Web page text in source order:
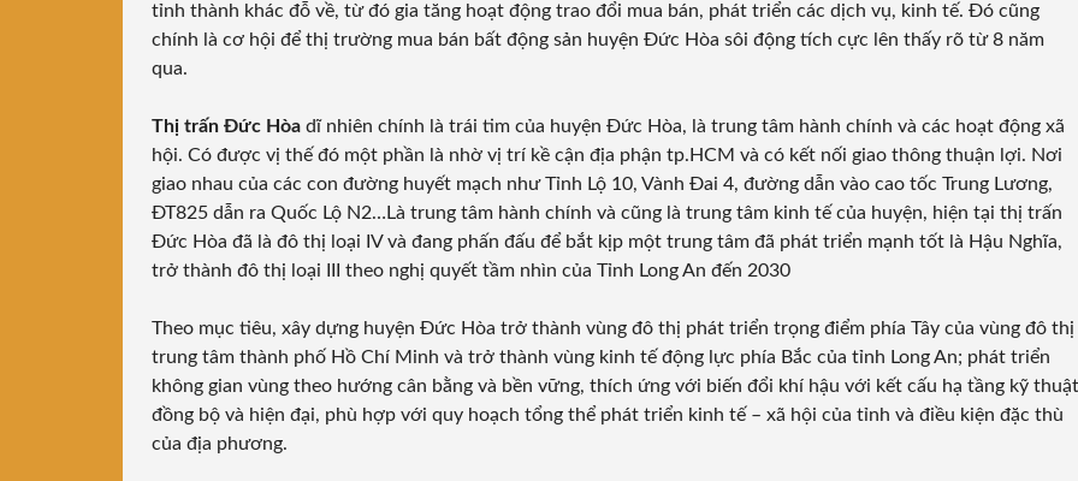
tỉnh thành khác đỗ về, từ đó gia tăng hoạt động trao đổi mua bán, phát triển các dịch vụ, kinh tế. Đó cũng
chính là cơ hội để thị trường mua bán bất động sản huyện Đức Hòa sôi động tích cực lên thấy rõ từ 8 năm
qua.
Thị trấn Đức Hòa dĩ nhiên chính là trái tim của huyện Đức Hòa, là trung tâm hành chính và các hoạt động xã
hội. Có được vị thế đó một phần là nhờ vị trí kề cận địa phận tp.HCM và có kết nối giao thông thuận lợi. Nơi
giao nhau của các con đường huyết mạch như Tỉnh Lộ 10, Vành Đai 4, đường dẫn vào cao tốc Trung Lương,
ĐT825 dẫn ra Quốc Lộ N2…Là trung tâm hành chính và cũng là trung tâm kinh tế của huyện, hiện tại thị trấn
Đức Hòa đã là đô thị loại IV và đang phấn đấu để bắt kịp một trung tâm đã phát triển mạnh tốt là Hậu Nghĩa,
trở thành đô thị loại III theo nghị quyết tầm nhìn của Tỉnh Long An đến 2030
Theo mục tiêu, xây dựng huyện Đức Hòa trở thành vùng đô thị phát triển trọng điểm phía Tây của vùng đô thị
trung tâm thành phố Hồ Chí Minh và trở thành vùng kinh tế động lực phía Bắc của tỉnh Long An; phát triển
không gian vùng theo hướng cân bằng và bền vững, thích ứng với biến đổi khí hậu với kết cấu hạ tầng kỹ thuật
đồng bộ và hiện đại, phù hợp với quy hoạch tổng thể phát triển kinh tế – xã hội của tỉnh và điều kiện đặc thù
của địa phương.